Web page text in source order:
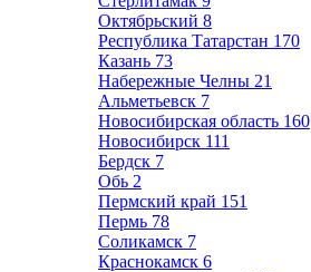
Октябрьский 8
Республика Татарстан 170
Казань 73
Набережные Челны 21
Альметьевск 7
Новосибирская область 160
Новосибирск 111
Бердск 7
Обь 2
Пермский край 151
Пермь 78
Соликамск 7
Краснокамск 6